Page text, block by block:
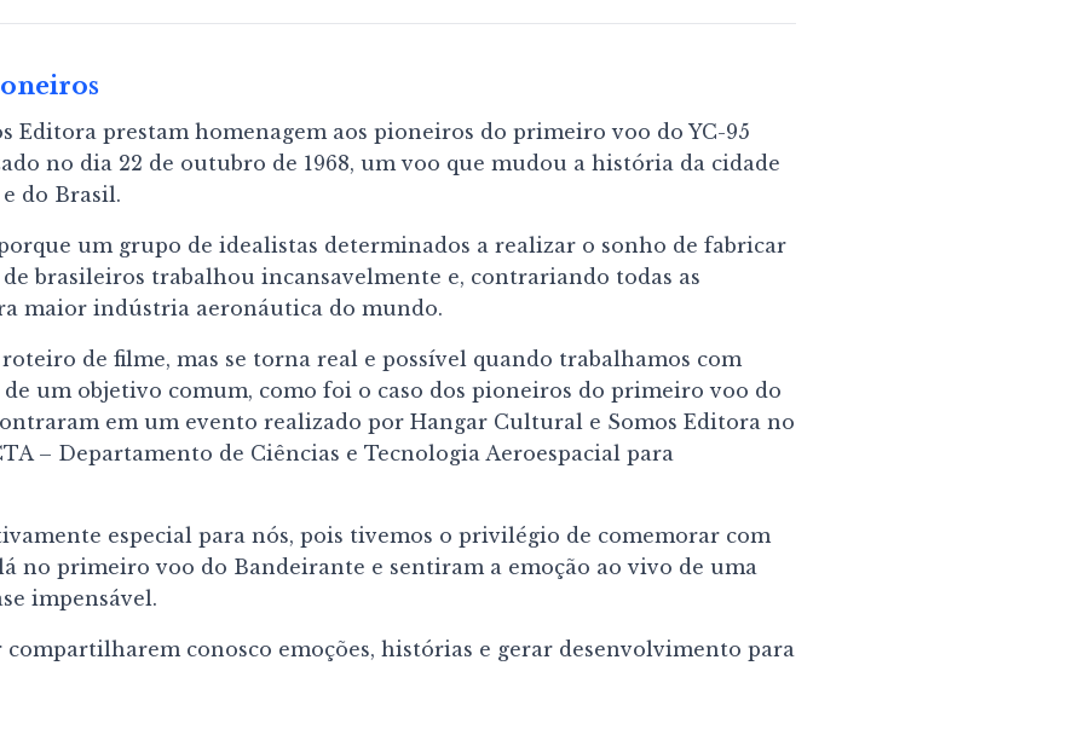
Editora prestam homenagem aos pioneiros do primeiro voo do YC-95
no dia 22 de outubro de 1968, um voo que mudou a história da cidade
e do Brasil.
um grupo de idealistas determinados a realizar o sonho de fabricar
brasileiros trabalhou incansavelmente e, contrariando todas as
maior indústria aeronáutica do mundo.
de filme, mas se torna real e possível quando trabalhamos com
um objetivo comum, como foi o caso dos pioneiros do primeiro voo do
em um evento realizado por Hangar Cultural e Somos Editora no
– Departamento de Ciências e Tecnologia Aeroespacial para
especial para nós, pois tivemos o privilégio de comemorar com
lá no primeiro voo do Bandeirante e sentiram a emoção ao vivo de uma
impensável.
conosco emoções, histórias e gerar desenvolvimento para